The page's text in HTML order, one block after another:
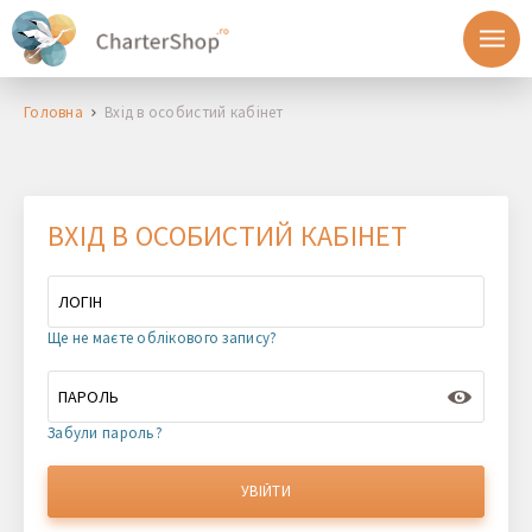
Головна Вхід в особистий кабінет
ВХІД В ОСОБИСТИЙ КАБІНЕТ
Ще не маєте облікового запису?
Забули пароль?
УВІЙТИ